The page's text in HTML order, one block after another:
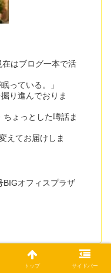
はブログ一本で活
っている。」
り進んでおりま
ょっとした噂話ま
えてお届けしま
BIGオフィスプラザ
トップ サイドバー